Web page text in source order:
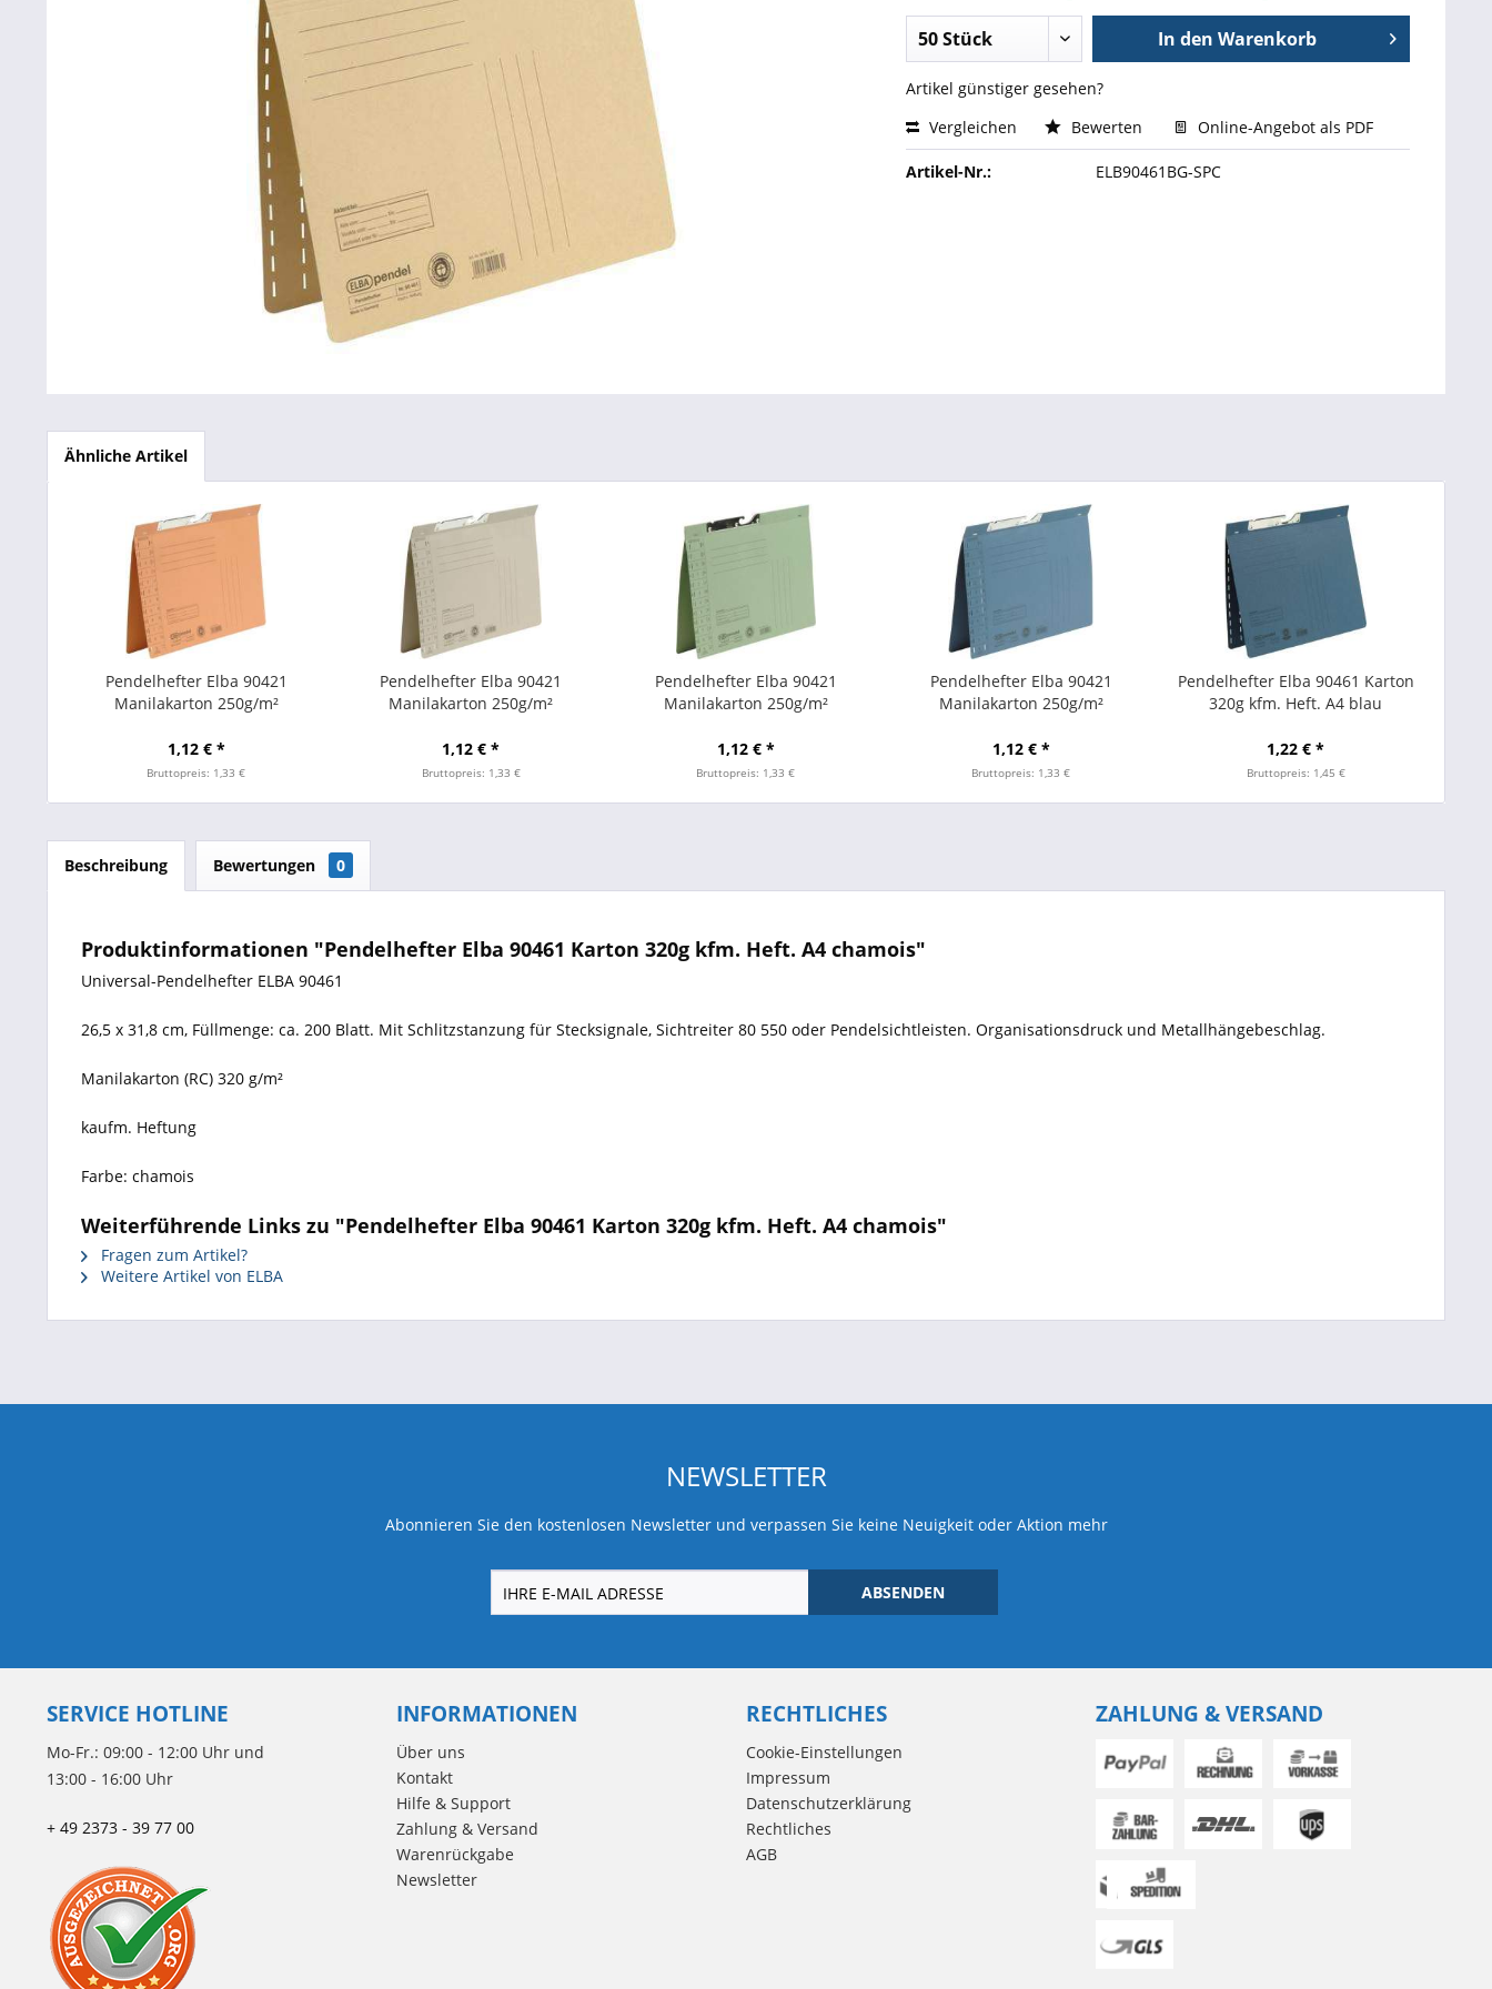
Betriebsausstattung & Lagerausstattung
Tragetaschen & Geschenkverpackungen
In den Warenkorb
Artikel günstiger gesehen?
Vergleichen
Bewerten Online-Angebot als PDF
Artikel-Nr.: ELB90461BG-SPC
Ähnliche Artikel
Pendelhefter Elba 90421
Manilakarton 250g/m²
1,12 € *
Bruttopreis: 1,33 €
Pendelhefter Elba 90421
Manilakarton 250g/m²
1,12 € *
Bruttopreis: 1,33 €
Pendelhefter Elba 90421
Manilakarton 250g/m²
1,12 € *
Bruttopreis: 1,33 €
Pendelhefter Elba 90421
Manilakarton 250g/m²
1,12 € *
Bruttopreis: 1,33 €
Pendelhefter Elba 90461 Karton
320g kfm. Heft. A4 blau
1,22 € *
Bruttopreis: 1,45 €
Beschreibung Bewertungen 0
Produktinformationen "Pendelhefter Elba 90461 Karton 320g kfm. Heft. A4 chamois"
Universal-Pendelhefter ELBA 90461
26,5 x 31,8 cm, Füllmenge: ca. 200 Blatt. Mit Schlitzstanzung für Stecksignale, Sichtreiter 80 550 oder Pendelsichtleisten. Organisationsdruck und Metallhängebeschlag.
Manilakarton (RC) 320 g/m²
kaufm. Heftung
Farbe: chamois
Weiterführende Links zu "Pendelhefter Elba 90461 Karton 320g kfm. Heft. A4 chamois"
Fragen zum Artikel?
Weitere Artikel von ELBA
NEWSLETTER
Abonnieren Sie den kostenlosen Newsletter und verpassen Sie keine Neuigkeit oder Aktion mehr
ABSENDEN
SERVICE HOTLINE
Mo-Fr.: 09:00 - 12:00 Uhr und
13:00 - 16:00 Uhr
+ 49 2373 - 39 77 00
INFORMATIONEN
Über uns
Kontakt
Hilfe & Support
Zahlung & Versand
Warenrückgabe
Newsletter
RECHTLICHES
Cookie-Einstellungen
Impressum
Datenschutzerklärung
Rechtliches
AGB
ZAHLUNG & VERSAND